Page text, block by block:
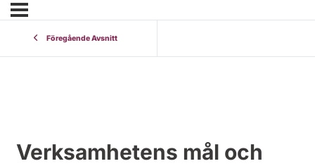
Föregående Avsnitt
Verksamhetens mål och